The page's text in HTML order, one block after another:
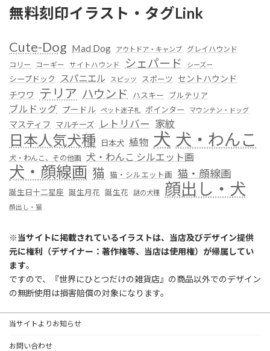
無料刻印イラスト・タグLink
Cute-Dog Mad Dog アウトドア・キャンプ
グレイハウンド
コリー
コーギー サイトハウンド シェパード シーズー
シープドック スパニエル スピッツ スポーツ セントハウンド
チワワ
テリア ハウンド ハスキー ブルテリア
ブルドッグ プードル ペット迷子札 ポインター マウンテン・ドッグ
マスティフ マルチーズ レトリバー 家紋
日本人気犬種 日本犬 植物 犬 犬・わんこ
犬・わんこ、その他画 犬・わんこ シルエット画
犬・顔線画 猫 猫・シルエット画 猫・顔線画
誕生日十二星座 誕生月花 誕生花 謎の犬種 顔出し・犬
顔出し・猫
※当サイトに掲載されているイラストは、当店及びデザイン提供
元に権利（デザイナー：著作権等、当店は使用権）が帰属してい
ます。
ですので、『世界にひとつだけの雑貨店』の商品以外でのデザイン
の無断使用は損害賠償の対象になります。
当サイトよりお知らせ
お問い合わせ